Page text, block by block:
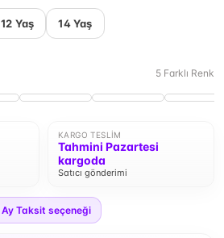
12 Yaş 14 Yaş
5 Farklı Renk
KARGO TESLIM
Tahmini Pazartesi
kargoda
Satıcı gönderimi
Ay Taksit seçeneği